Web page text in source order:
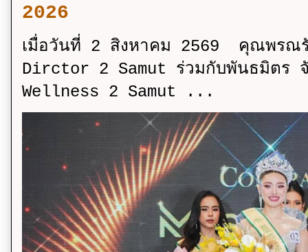
2026
เมื่อวันที่ 2 สิงหาคม 2569 คุณพร
Dirctor 2 Samut ร่วมกับพันธมิตร จั
Wellness 2 Samut ...